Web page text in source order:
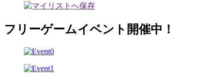
フリーゲームイベント開催中！